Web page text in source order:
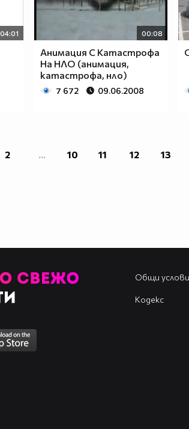
04:01 00:08
Анимация С Катастрофа
На НЛО (анимация,
катастрофа, нло)
7 672 09.06.2008
2 ... 10 11 12 13
Общи
Кодекс